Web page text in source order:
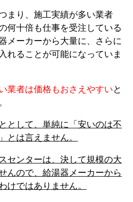
まり、施工実績が多い業者
何十倍も仕事を受注している
メーカーから大量に、さらに
れることが可能になっていま
業者は価格もおさえやすい と
として、単純に「安いのは不
とは言えません。
センターは、決して規模の大
んので、給湯器メーカーから
けではありません。